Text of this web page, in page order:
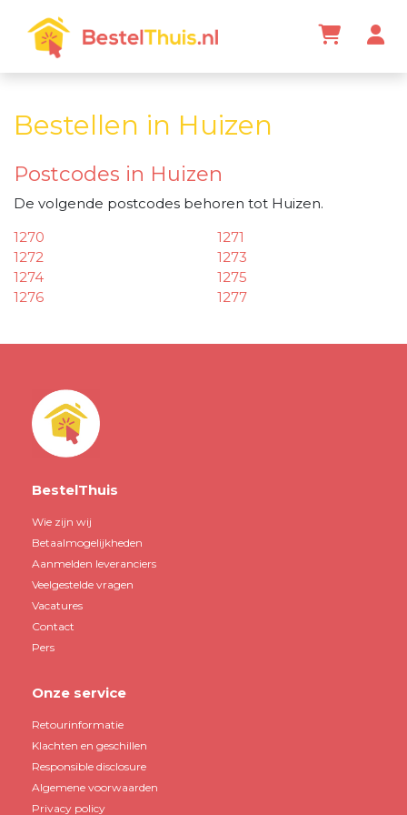
Bestellen in Huizen
Postcodes in Huizen
De volgende postcodes behoren tot Huizen.
1270
1271
1272
1273
1274
1275
1276
1277
BestelThuis
Wie zijn wij
Betaalmogelijkheden
Aanmelden leveranciers
Veelgestelde vragen
Vacatures
Contact
Pers
Onze service
Retourinformatie
Klachten en geschillen
Responsible disclosure
Algemene voorwaarden
Privacy policy